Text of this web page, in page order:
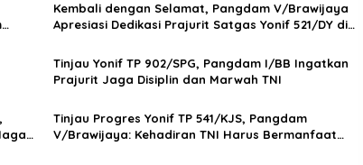
Kembali dengan Selamat, Pangdam V/Brawijaya
Apresiasi Dedikasi Prajurit Satgas Yonif 521/DY di
Tinjau Yonif TP 902/SPG, Pangdam I/BB Ingatkan
Prajurit Jaga Disiplin dan Marwah TNI
Tinjau Progres Yonif TP 541/KJS, Pangdam
V/Brawijaya: Kehadiran TNI Harus Bermanfaat